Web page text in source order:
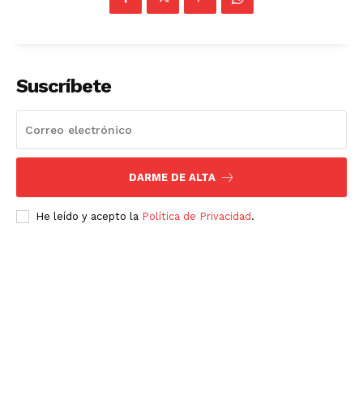
Suscríbete
DARME DE ALTA
He leído y acepto la Política de Privacidad .